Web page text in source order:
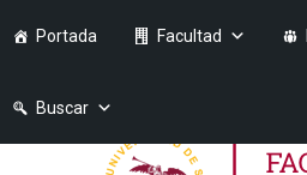
Portada Facultad
Buscar